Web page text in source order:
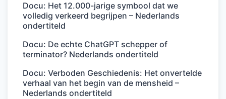
Docu: Het 12.000-jarige symbool dat we
volledig verkeerd begrijpen – Nederlands
ondertiteld
Docu: De echte ChatGPT schepper of
terminator? Nederlands ondertiteld
Docu: Verboden Geschiedenis: Het onvertelde
verhaal van het begin van de mensheid –
Nederlands ondertiteld